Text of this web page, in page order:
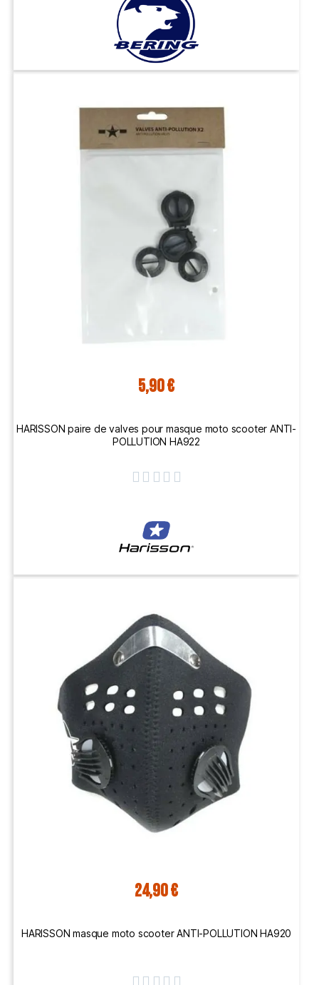
5,90 €
HARISSON paire de valves pour masque moto scooter ANTI-
POLLUTION HA922
    
24,90 €
HARISSON masque moto scooter ANTI-POLLUTION HA920
    